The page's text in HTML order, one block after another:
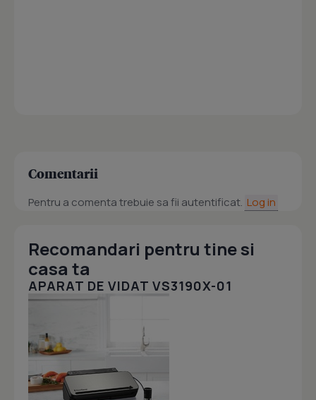
Comentarii
Pentru a comenta trebuie sa fii autentificat. Log in
Recomandari pentru tine si
casa ta
APARAT DE VIDAT VS3190X-01